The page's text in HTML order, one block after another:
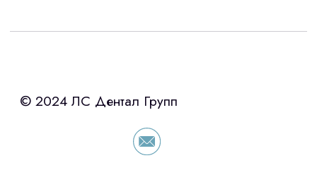
Интересует лизинг?
«Уралпромлизинг» подберем выгодные
условия по лизингу оборудования,
просто оставьте контакты чтобы мы
сориентировали по условиям